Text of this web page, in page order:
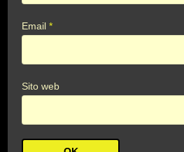
Email*
Sito web